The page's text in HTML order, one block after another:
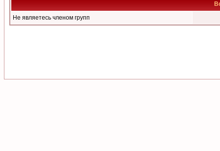
Не являетесь членом групп